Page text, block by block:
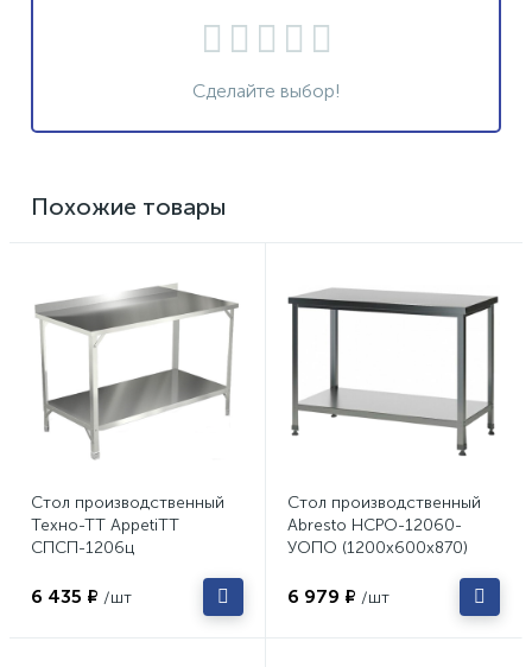
Сделайте выбор!
Похожие товары
Стол производственный
Техно-ТТ AppetiTT
СПСП-1206ц
6 435 ₽ /шт
Стол производственный
Abresto НСРО-12060-
УОПО (1200х600х870)
6 979 ₽ /шт